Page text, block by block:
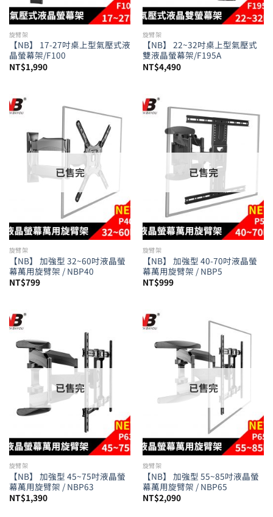
旋臂架
【NB】 17-27吋桌上型氣壓式液
晶螢幕架/F100
NT$1,990
旋臂架
【NB】 22~32吋桌上型氣壓式
雙液晶螢幕架/F195A
NT$4,490
已售完
旋臂架
【NB】 加強型 32~60吋液晶螢
幕萬用旋臂架 / NBP40
NT$799
已售完
旋臂架
【NB】 加強型 40-70吋液晶螢
幕萬用旋臂架 / NBP5
NT$999
已售完
旋臂架
【NB】 加強型 45~75吋液晶螢
幕萬用旋臂架 / NBP63
NT$1,390
已售完
旋臂架
【NB】 加強型 55~85吋液晶螢
幕萬用旋臂架 / NBP65
NT$2,090